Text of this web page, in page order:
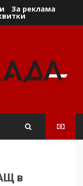
За реклама
в